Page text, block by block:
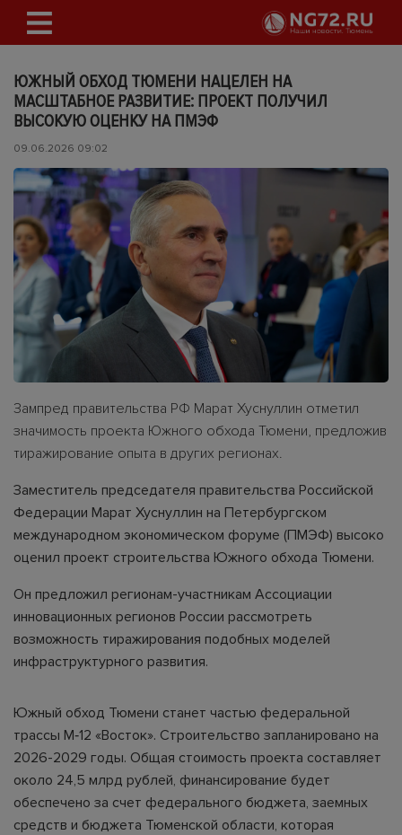
ЮЖНЫЙ ОБХОД ТЮМЕНИ НАЦЕЛЕН НА
МАСШТАБНОЕ РАЗВИТИЕ: ПРОЕКТ ПОЛУЧИЛ
ВЫСОКУЮ ОЦЕНКУ НА ПМЭФ
09.06.2026 09:02
Зампред правительства РФ Марат Хуснуллин отметил
значимость проекта Южного обхода Тюмени, предложив
тиражирование опыта в других регионах.
Заместитель председателя правительства Российской
Федерации Марат Хуснуллин на Петербургском
международном экономическом форуме (ПМЭФ) высоко
оценил проект строительства Южного обхода Тюмени.
Он предложил регионам-участникам Ассоциации
инновационных регионов России рассмотреть
возможность тиражирования подобных моделей
инфраструктурного развития.
Южный обход Тюмени станет частью федеральной
трассы М‑12 «Восток». Строительство запланировано на
2026-2029 годы. Общая стоимость проекта составляет
около 24,5 млрд рублей, финансирование будет
обеспечено за счет федерального бюджета, заемных
средств и бюджета Тюменской области, которая